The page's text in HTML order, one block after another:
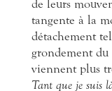
de leurs
tangente à la
détachement
grondement
viennent plus
Tant que je suis